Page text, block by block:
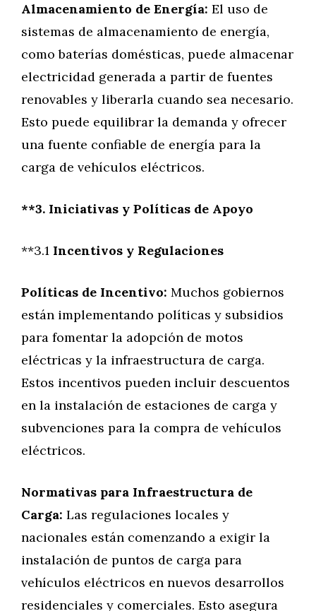
Almacenamiento de Energía: El uso de
sistemas de almacenamiento de energía,
como baterías domésticas, puede almacenar
electricidad generada a partir de fuentes
renovables y liberarla cuando sea necesario.
Esto puede equilibrar la demanda y ofrecer
una fuente confiable de energía para la
carga de vehículos eléctricos.
**3. Iniciativas y Políticas de Apoyo
**3.1 Incentivos y Regulaciones
Políticas de Incentivo: Muchos gobiernos
están implementando políticas y subsidios
para fomentar la adopción de motos
eléctricas y la infraestructura de carga.
Estos incentivos pueden incluir descuentos
en la instalación de estaciones de carga y
subvenciones para la compra de vehículos
eléctricos.
Normativas para Infraestructura de
Carga: Las regulaciones locales y
nacionales están comenzando a exigir la
instalación de puntos de carga para
vehículos eléctricos en nuevos desarrollos
residenciales y comerciales. Esto asegura